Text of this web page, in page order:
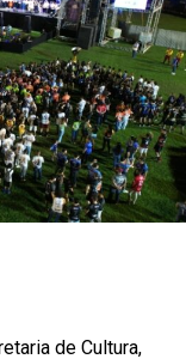
de Cultura,